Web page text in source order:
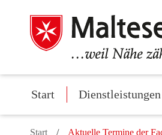
Start Dienstleistungen
Start Aktuelle Termine der